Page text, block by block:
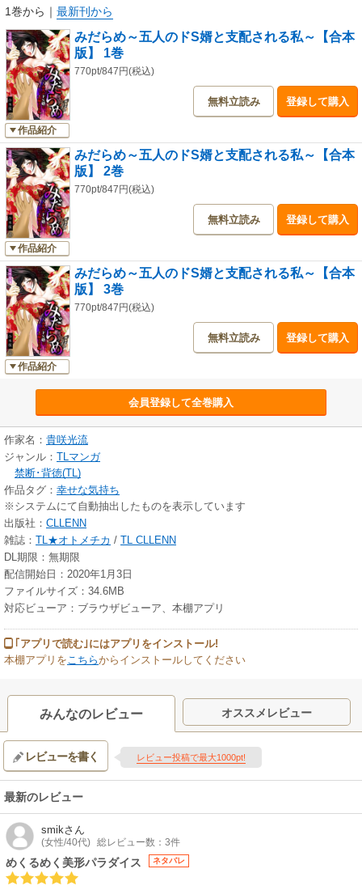
1巻から ｜ 最新刊から
作品紹介
みだらめ～五人のドS婿と支配される私～【合本
版】 1巻
770pt/847円(税込)
無料立読み 登録して購入
作品紹介
みだらめ～五人のドS婿と支配される私～【合本
版】 2巻
770pt/847円(税込)
無料立読み 登録して購入
作品紹介
みだらめ～五人のドS婿と支配される私～【合本
版】 3巻
770pt/847円(税込)
無料立読み 登録して購入
会員登録して全巻購入
作家名： 貴咲光流
ジャンル： TLマンガ
禁断･背徳(TL)
作品タグ： 幸せな気持ち
※システムにて自動抽出したものを表示しています
出版社： CLLENN
雑誌： TL★オトメチカ / TL CLLENN
DL期限：無期限
配信開始日：2020年1月3日
ファイルサイズ：34.6MB
対応ビューア：ブラウザビューア、本棚アプリ
｢アプリで読む｣にはアプリをインストール!
本棚アプリを こちらからインストールしてください
みんなのレビュー オススメレビュー
レビューを書く レビュー投稿で最大1000pt!
最新のレビュー
smikさん
(女性/40代) 総レビュー数：3件
めくるめく美形パラダイス ネタバレ